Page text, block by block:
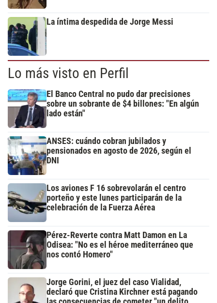
La íntima despedida de Jorge Messi
Lo más visto en Perfil
El Banco Central no pudo dar precisiones
sobre un sobrante de $4 billones: "En algún
lado están"
ANSES: cuándo cobran jubilados y
pensionados en agosto de 2026, según el
DNI
Los aviones F 16 sobrevolarán el centro
porteño y este lunes participarán de la
celebración de la Fuerza Aérea
Pérez-Reverte contra Matt Damon en La
Odisea: "No es el héroe mediterráneo que
nos contó Homero"
Jorge Gorini, el juez del caso Vialidad,
declaró que Cristina Kirchner está pagando